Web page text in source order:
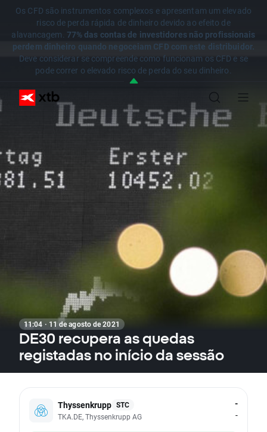
Os CFD são instrumentos complexos e apresentam um elevado
risco de perda rápida de dinheiro devido ao efeito de
alavancagem. 77% das contas de investidores não profissionais
perdem dinheiro quando negoceiam CFD com este distribuidor.
Deve considerar se compreende como funcionam os CFD e se
pode correr o elevado risco de perda do seu dinheiro.
11:04 · 11 de agosto de 2021
DE30 recupera as quedas
registadas no início da sessão
Thyssenkrupp STC
TKA.DE, Thyssenkrupp AG
-
-